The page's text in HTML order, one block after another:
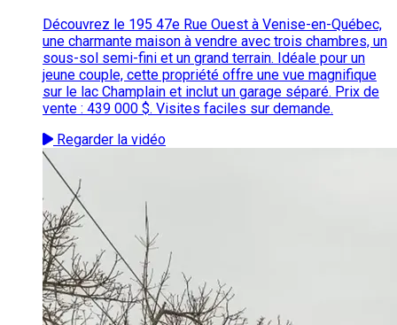
Découvrez le 195 47e Rue Ouest à Venise-en-Québec,
une charmante maison à vendre avec trois chambres, un
sous-sol semi-fini et un grand terrain. Idéale pour un
jeune couple, cette propriété offre une vue magnifique
sur le lac Champlain et inclut un garage séparé. Prix de
vente : 439 000 $. Visites faciles sur demande.
Regarder la vidéo